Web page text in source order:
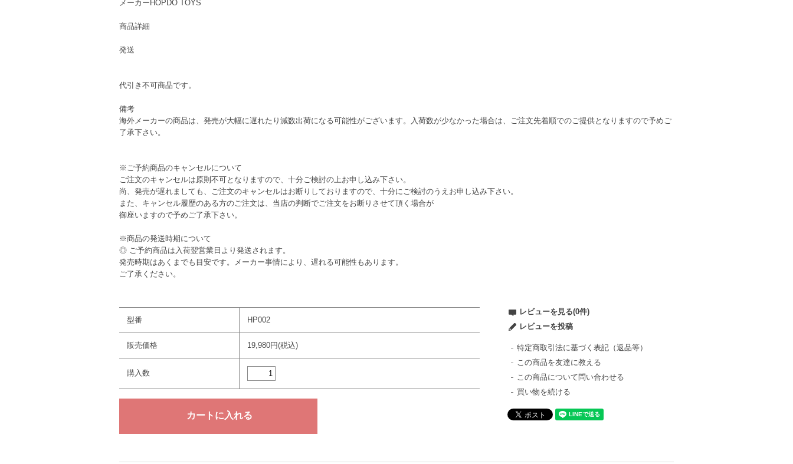
メーカー HOPDO TOYS
商品詳細
発送
代引き不可商品です。
備考
海外メーカーの商品は、発売が大幅に遅れたり減数出荷になる可能性がございます。入荷数が少なかった場合は、ご注文先着順でのご提供となりますので予めご
了承下さい。
※ご予約商品のキャンセルについて
ご注文のキャンセルは原則不可となりますので、十分ご検討の上お申し込み下さい。
尚、発売が遅れましても、ご注文のキャンセルはお断りしておりますので、十分にご検討のうえお申し込み下さい。
また、キャンセル履歴のある方のご注文は、当店の判断でご注文をお断りさせて頂く場合が
御座いますので予めご了承下さい。
※商品の発送時期について
◎ ご予約商品は入荷翌営業日より発送されます。
発売時期はあくまでも目安です。メーカー事情により、遅れる可能性もあります。
ご了承ください。
型番 HP002
販売価格 19,980円(税込)
購入数
レビューを見る(0件)
レビューを投稿
特定商取引法に基づく表記（返品等）
この商品を友達に教える
この商品について問い合わせる
買い物を続ける